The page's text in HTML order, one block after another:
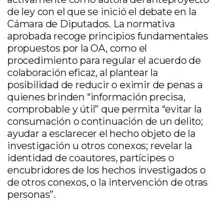
de ley con el que se inició el debate en la
Cámara de Diputados. La normativa
aprobada recoge principios fundamentales
propuestos por la OA, como el
procedimiento para regular el acuerdo de
colaboración eficaz, al plantear la
posibilidad de reducir o eximir de penas a
quienes brinden “información precisa,
comprobable y útil” que permita “evitar la
consumación o continuación de un delito;
ayudar a esclarecer el hecho objeto de la
investigación u otros conexos; revelar la
identidad de coautores, partícipes o
encubridores de los hechos investigados o
de otros conexos, o la intervención de otras
personas”.